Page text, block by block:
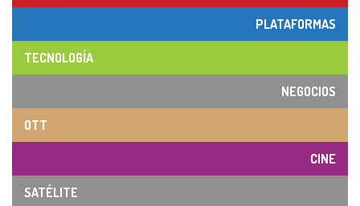
PLATAFORMAS
TECNOLOGÍA
NEGOCIOS
OTT
CINE
SATÉLITE